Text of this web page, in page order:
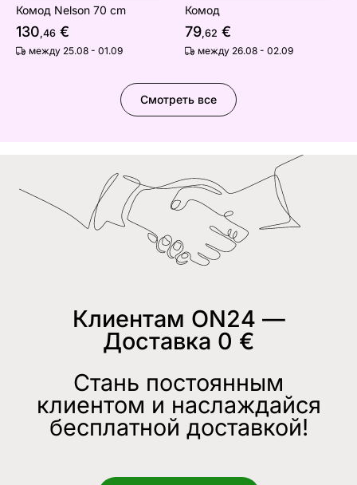
Комод Nelson 70 cm
130,46 €
между 25.08 - 01.09
Комод
79,62 €
между 26.08 - 02.09
Смотреть все
Клиентам ON24 —
Доставка 0 €
Стань постоянным
клиентом и наслаждайся
бесплатной доставкой!